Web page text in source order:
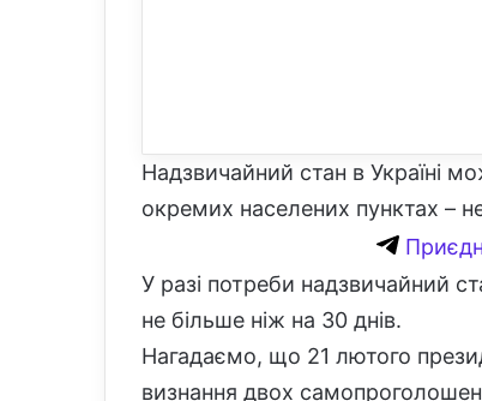
Надзвичайний стан в Україні
окремих населених пунктах –
У разі потреби надзвичайний
не більше ніж на 30 днів.
Нагадаємо, що 21 лютого
визнання двох